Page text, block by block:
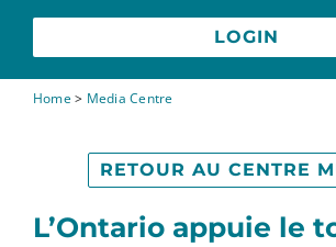
FAQs
Contactez-nous
English
LOGIN
Home> Media Centre
L’Ontario appuie le
RETOUR AU CENTRE